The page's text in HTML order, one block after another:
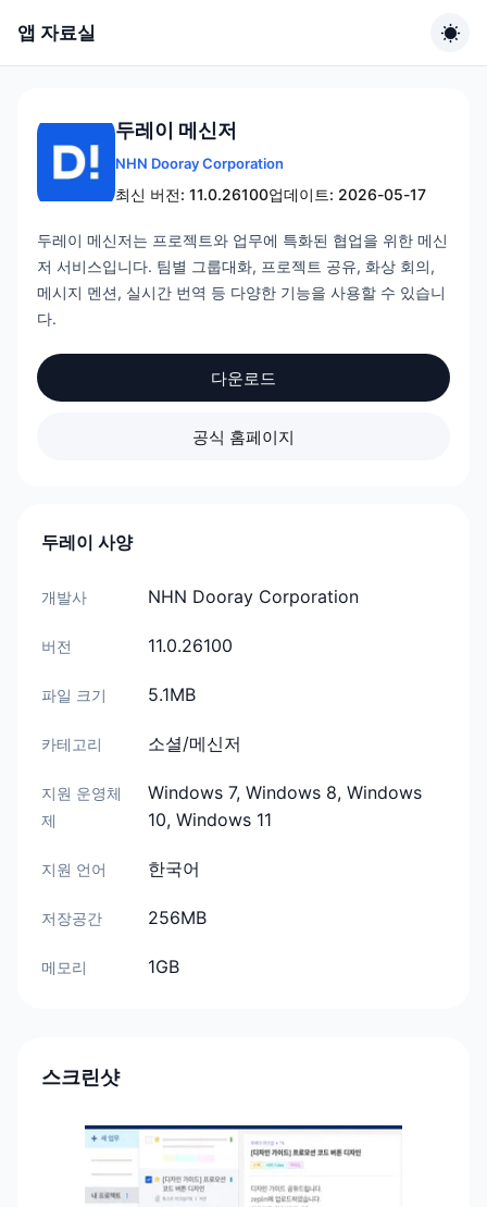
앱 자료실
두레이 메신저
NHN Dooray Corporation
최신 버전: 11.0.26100업데이트: 2026-05-17
두레이 메신저는 프로젝트와 업무에 특화된 협업을 위한 메신
저 서비스입니다. 팀별 그룹대화, 프로젝트 공유, 화상 회의,
메시지 멘션, 실시간 번역 등 다양한 기능을 사용할 수 있습니
다.
다운로드
공식 홈페이지
두레이 사양
개발사 NHN Dooray Corporation
버전 11.0.26100
파일 크기 5.1MB
카테고리 소셜/메신저
지원 운영체
제
Windows 7, Windows 8, Windows
10, Windows 11
지원 언어 한국어
저장공간 256MB
메모리 1GB
스크린샷